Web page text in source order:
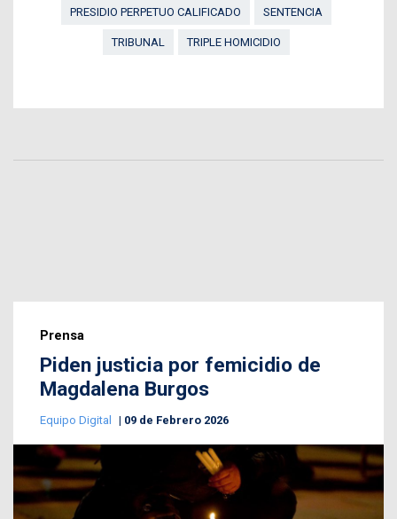
PRESIDIO PERPETUO CALIFICADO SENTENCIA
TRIBUNAL TRIPLE HOMICIDIO
Prensa
Piden justicia por femicidio de
Magdalena Burgos
Equipo Digital 09 de Febrero 2026